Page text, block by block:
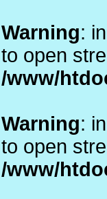
Warning:
to open
/www/
Warning:
to open
/www/